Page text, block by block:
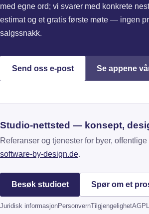
med egne ord; vi svarer med konkrete
estimat og et gratis første møte — ingen
salgssnakk.
Send oss e-post Se appene
Studio-nettsted — konsept,
Referanser og tjenester for byer,
software-by-design.de(åpnes i ny fane)
.
Besøk studioet
(åpnes i ny fane)Spør om et
Juridisk informasjonPersonvernTilgjengelighet